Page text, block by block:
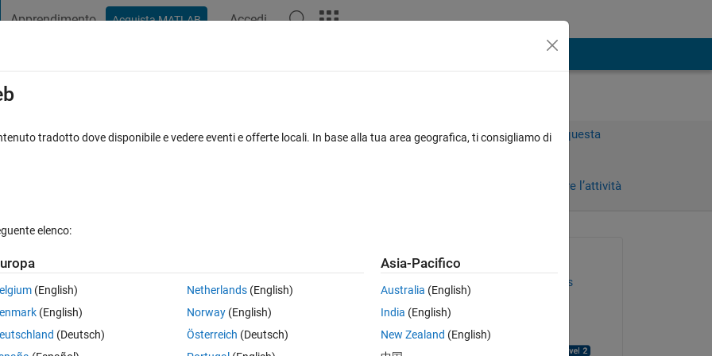
Apprendimento Acquista MATLAB Accedi
Accedi per rispondere a questa
Accedi per seguire l’attività
0 voti
Richiesto:
José Manuel Arias Arias
il 28 Mag 2021
Risposto:
tradotto dove disponibile e vedere eventi e offerte locali. In base alla tua area geografica, ti consigliamo di
elenco:
(English)
(English)
(Deutsch)
Netherlands(English)
Norway(English)
Österreich (Deutsch)
Asia-Pacifico
Australia (English)
India (English)
New Zealand (English)